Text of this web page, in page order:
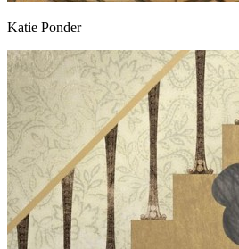
Katie Ponder